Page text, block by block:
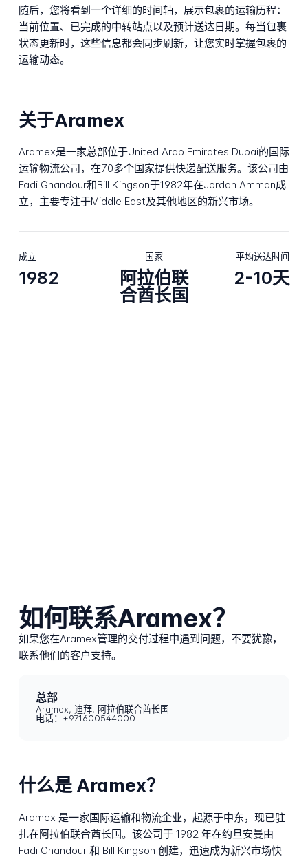
随后，您将看到一个详细的时间轴，展示包裹的运输历程：
当前位置、已完成的中转站点以及预计送达日期。每当包裹
状态更新时，这些信息都会同步刷新，让您实时掌握包裹的
运输动态。
关于Aramex
Aramex是一家总部位于United Arab Emirates Dubai的国际
运输物流公司，在70多个国家提供快递配送服务。该公司由
Fadi Ghandour和Bill Kingson于1982年在Jordan Amman成
立，主要专注于Middle East及其他地区的新兴市场。
成立
1982
国家
阿拉伯联
合酋长国
平均送达时间
2-10天
如何联系Aramex？
如果您在Aramex管理的交付过程中遇到问题，不要犹豫，
联系他们的客户支持。
总部
Aramex, 迪拜, 阿拉伯联合酋长国
电话：+971600544000
什么是 Aramex？
Aramex 是一家国际运输和物流企业，起源于中东，现已驻
扎在阿拉伯联合酋长国。该公司于 1982 年在约旦安曼由
Fadi Ghandour 和 Bill Kingson 创建，迅速成为新兴市场快